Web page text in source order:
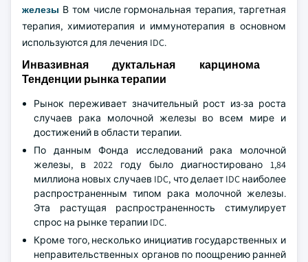
железы В том числе гормональная терапия, таргетная
терапия, химиотерапия и иммунотерапия в основном
используются для лечения IDC.
Инвазивная дуктальная карцинома
Тенденции рынка терапии
Рынок переживает значительный рост из-за роста
случаев рака молочной железы во всем мире и
достижений в области терапии.
По данным Фонда исследований рака молочной
железы, в 2022 году было диагностировано 1,84
миллиона новых случаев IDC, что делает IDC наиболее
распространенным типом рака молочной железы.
Эта растущая распространенность стимулирует
спрос на рынке терапии IDC.
Кроме того, несколько инициатив государственных и
неправительственных органов по поощрению ранней